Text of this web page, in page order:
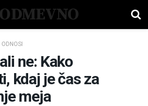
ODMEVNO
ne: Kako
kdaj je čas za
meja